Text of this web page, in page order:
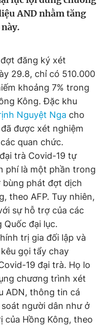
hệ quảng cáo
hệ quảng cáo
780 404
Tòa soạn Chính sách bảo
Thành
AND nhằm tăng
đăng ký xét
29.8, chỉ có 510.000
khoảng 7% trong
Kông. Đặc khu
Nguyệt Nga cho
được xét nghiệm
quan chức.
trà Covid-19 tự
phí là một phần trong
bùng phát đợt dịch
theo AFP. Tuy nhiên,
sự hỗ trợ của các
đại lục.
trị gia đối lập và
gọi tẩy chay
19 đại trà. Họ lo
chương trình xét
ADN, thông tin cá
người dân như ở
của Hồng Kông, theo